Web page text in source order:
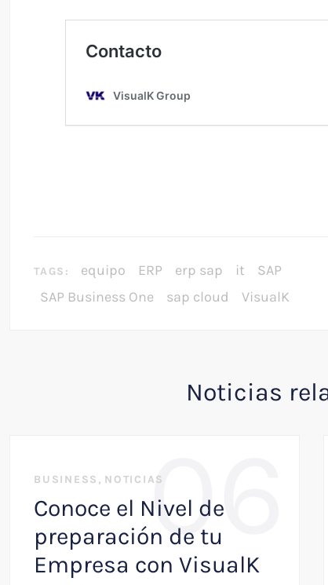
TAGS: equipo ERP erp sap it
SAP
SAP Business One
sap cloud VisualK
Noticias
06
BUSINESS , NOTICIAS
Conoce el Nivel de
preparación de tu
Empresa con VisualK